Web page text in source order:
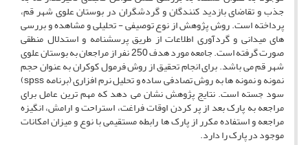
جذب و تقاضای بازدید کنندگان و گردشگران در بوستان علوی شهر قم،
پرداخته است. روش پژوهش از نوع توصیفی - تحلیلی و مشاهده و بررسی
های میدانی و گردآوری اطلاعات از طریق پرسشنامه و استدلال منطقی
صورت گرفته است. جامعه مورد هدف 250 نفر از مراجعان به بوستان علوی
شهر قم می باشد. برای انجام تحقیق از روش فرمول کوکران به عنوان حجم
نمونه و نمونه ها به روش تصادفی ساده و تحلیل نرم افزاری (برنامه spss)
سود جسته است. نتایج پژوهش نشان می دهد که مهم ترین عامل برای
مراجعه به پارک بعد از پر کردن اوقات فراغت، استراحت و ارامش، انگیزه
مراجعه و استفاده مکرر از پارک ها رابطه مستقیمی با نوع و میزان امکانات
موجود در پارک را دارد.